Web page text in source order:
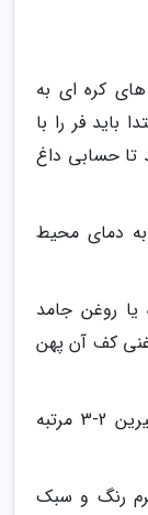
کره ای به
فر را با
تا حسابی داغ
به دمای محیط
با کره یا روغن جامد
کف آن پهن
حالا آرد را با بکینگ پودر و جوش شیرین 2-3 مرتبه
رنگ و سبک